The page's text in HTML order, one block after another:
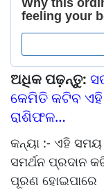
ଅଧିକ ପଢ଼ନ୍ତୁ:
କେମିତି କଟିବ ଏହି
ରାଶିଫଳ…
କନ୍ୟା :- ଏହି
ସମର୍ଥନ ପ୍ରଦାନ
ପୂରଣ ହୋଇପାରେ